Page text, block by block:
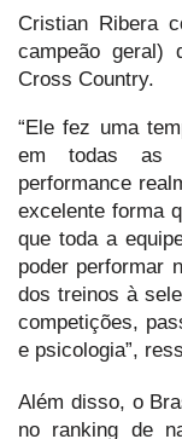
Cristian Ribera
campeão geral)
Cross Country.
“Ele fez uma
em todas as
performance
excelente forma
que toda a
poder performar
dos treinos à
competições,
e psicologia”,
Além disso, o
no ranking de